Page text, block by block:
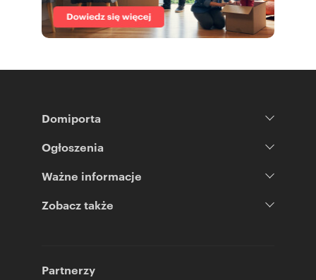
Domiporta
Ogłoszenia
Ważne informacje
Zobacz także
Partnerzy